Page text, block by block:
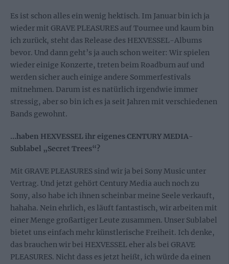
Es ist schon alles ein wenig hektisch. Im Januar bin ich ja
wieder mit GRAVE PLEASURES auf Tournee und kaum bin
ich zurück, steht das Release des HEXVESSEL-Albums
bevor. Und dann geht’s ja auch schon weiter: Wir spielen
wieder einige Konzerte, treten beim Roadburn auf und
werden sicher auch einige andere Sommerfestivals
mitnehmen. Darum ist es natürlich irgendwie immer
stressig, aber so bin ich es ja seit Jahren mit verschiedenen
Bands gewohnt.
…haben HEXVESSEL ihr eigenes CENTURY MEDIA-
Sublabel „Secret Trees“?
Mit GRAVE PLEASURES sind wir ja bei Sony Music unter
Vertrag. Und jetzt gehört Century Media auch noch zu
Sony, also habe ich ihnen scheinbar meine Seele verkauft,
hahaha. Nein ehrlich, es läuft fantastisch, wir arbeiten mit
einer Menge großartiger Leute zusammen. Unser Sublabel
bietet uns einfach mehr künstlerische Freiheit. Ich denke,
das brauchen wir bei HEXVESSEL eher als bei GRAVE
PLEASURES. Nicht dass es jetzt heißt, ich würde da einen